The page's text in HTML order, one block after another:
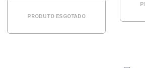
PRODUTO ESGOTADO